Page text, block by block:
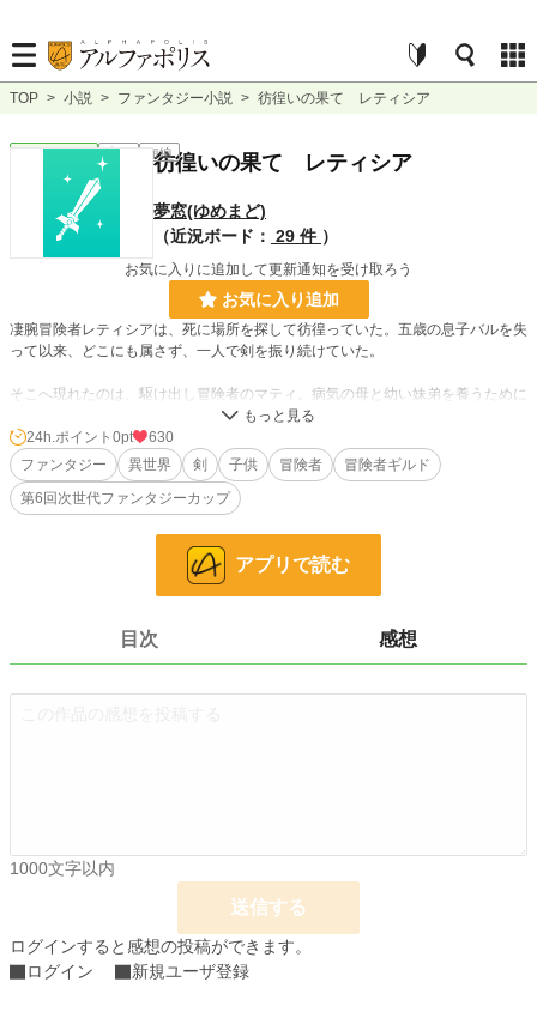
TOP > 小説 > ファンタジー小説 > 彷徨いの果て レティシア
ファンタジー 完結 短編
彷徨いの果て レティシア
夢窓(ゆめまど)
（近況ボード： 29 件 ）
お気に入りに追加して更新通知を受け取ろう
お気に入り追加
凄腕冒険者レティシアは、死に場所を探して彷徨っていた。五歳の息子バルを失
って以来、どこにも属さず、一人で剣を振り続けていた。
そこへ現れたのは、駆け出し冒険者のマティ。病気の母と幼い妹弟を養うために
そしてレティシアの影のように現れる、流離いの剣士サラト。彼はレティシアの
元夫であり、バルの父親だった。息子の死の責任を背負い、許されないまま、た
だ遠くから守り続けていた。
三人の孤独が交わるとき、失われたはずの温かさが、少しずつ戻ってくる。
228,651 位 / 228,651 件
53,273 位 / 53,273 件
105 pt (33,630 位)
月間ポイント 665 pt (30,182 位)
24h.ポイント 0pt
630
ファンタジー
異世界 剣 子供 冒険者
冒険者ギルド
第6回次世代ファンタジーカップ
アプリで読む
目次 感想
1000文字以内
送信する
ログインすると感想の投稿ができます。
ログイン
新規ユーザ登録